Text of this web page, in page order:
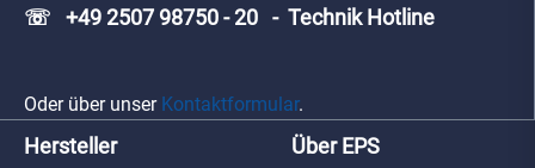
☏ +49 2507 98750 - 20 - Technik Hotline
Oder über unser Kontaktformular.
Hersteller Über EPS